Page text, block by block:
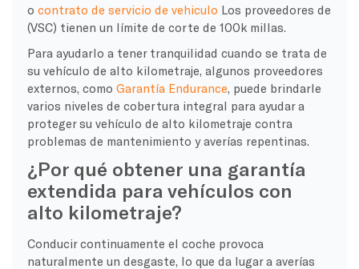
o contrato de servicio de vehiculo Los proveedores de
(VSC) tienen un límite de corte de 100k millas.
Para ayudarlo a tener tranquilidad cuando se trata de
su vehículo de alto kilometraje, algunos proveedores
externos, como Garantía Endurance , puede brindarle
varios niveles de cobertura integral para ayudar a
proteger su vehículo de alto kilometraje contra
problemas de mantenimiento y averías repentinas.
¿Por qué obtener una garantía
extendida para vehículos con
alto kilometraje?
Conducir continuamente el coche provoca
naturalmente un desgaste, lo que da lugar a averías